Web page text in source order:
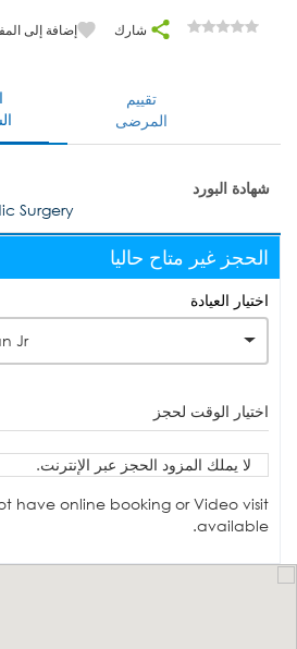
شارك إضافة إلى
تقييم
المرضى
شهادة البورد
Surgery
الحجز غير متاح حاليا
اختيار العيادة
Jr
اختيار الوقت لحجز
لا يملك المزود الحجز عبر الإنترنت.
have online booking or Video visit
available.